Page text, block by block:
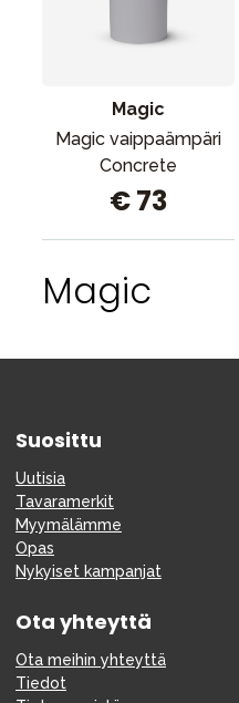
Magic
Magic vaippaämpäri
Concrete
€ 73
Magic
Suosittu
Uutisia
Tavaramerkit
Myymälämme
Opas
Nykyiset kampanjat
Ota yhteyttä
Ota meihin yhteyttä
Tiedot